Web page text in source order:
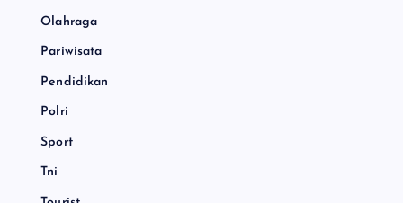
Olahraga
Pariwisata
Pendidikan
Polri
Sport
Tni